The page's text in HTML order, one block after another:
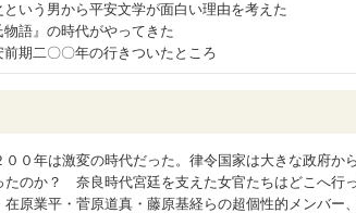
いう男から平安文学が面白い理由を考えた
語』の時代がやってきた
期二〇〇年の行きついたところ
０年は激変の時代だった。律令国家は大きな政府か
たのか？ 奈良時代宮廷を支えた女官たちはどこへ
原業平・菅原道真・藤原基経らの超個性的メンバー